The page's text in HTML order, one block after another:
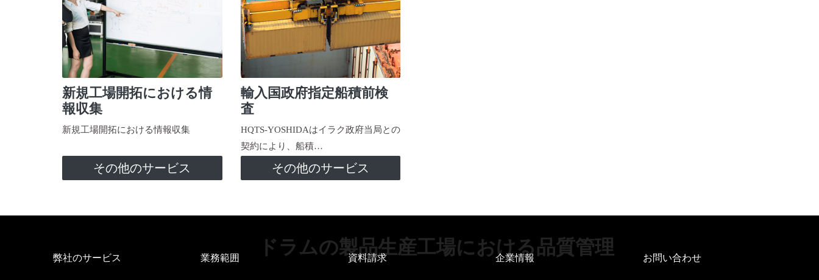
新規工場開拓における情
報収集
新規工場開拓における情報収集
その他のサービス
輸入国政府指定船積前検
査
HQTS-YOSHIDAはイラク政府当局との
契約により、船積…
その他のサービス
ドラムの製品生産工場における品質管理
弊社のサービス 業務範囲 資料請求 企業情報 お問い合わせ